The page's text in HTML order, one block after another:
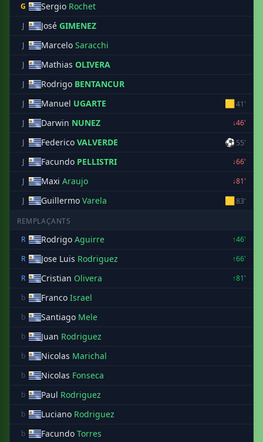
G Sergio Rochet
J José GIMENEZ
J Marcelo Saracchi
J Mathias OLIVERA
J Rodrigo BENTANCUR
J Manuel UGARTE 🟨41'
J
Darwin NUNEZ
↓46'
J
Federico VALVERDE ⚽ 55'
J
Facundo PELLISTRI
↓66'
J
Maxi Araujo
↓81'
J
Guillermo Varela 🟨83'
REMPLAÇANTS
R
Rodrigo Aguirre
↑46'
R
Jose Luis Rodriguez
↑66'
R
Cristian Olivera
↑81'
b
Franco Israel
b Santiago Mele
b Juan Rodriguez
b Nicolas Marichal
b Nicolas Fonseca
b Paul Rodriguez
b Luciano Rodriguez
b Facundo Torres